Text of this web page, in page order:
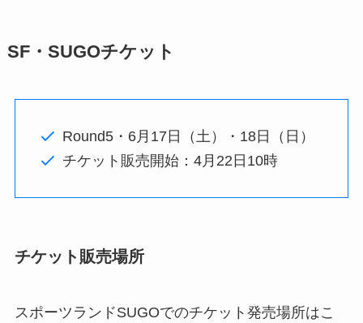
SF・SUGOチケット
Round5・6月17日（土）・18日（日）
チケット販売開始：4月22日10時
チケット販売場所
スポーツランドSUGOでのチケット発売場所はこ